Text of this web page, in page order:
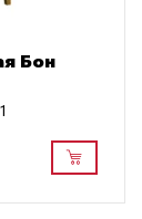
Бон